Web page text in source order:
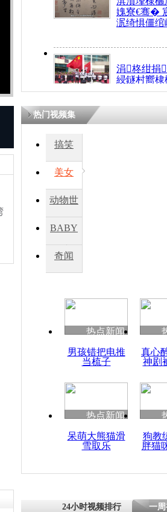
媿寮€骞�
泦绮惧僵绾
涓柊绀捐
綅鐩村嚮
搴�24灏忔
热门视频集
搞笑
美女
动物世
BABY
秀
奇闻
热点新闻
男孩错把电推
当梳子
真心
神剧
热点新闻
呆萌大熊猫滑
雪取乐
狗教
胖猫
24小时视频排行 一